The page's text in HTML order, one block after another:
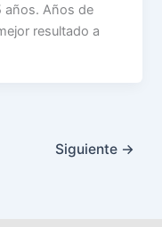
años. Años de
resultado a
Siguiente →